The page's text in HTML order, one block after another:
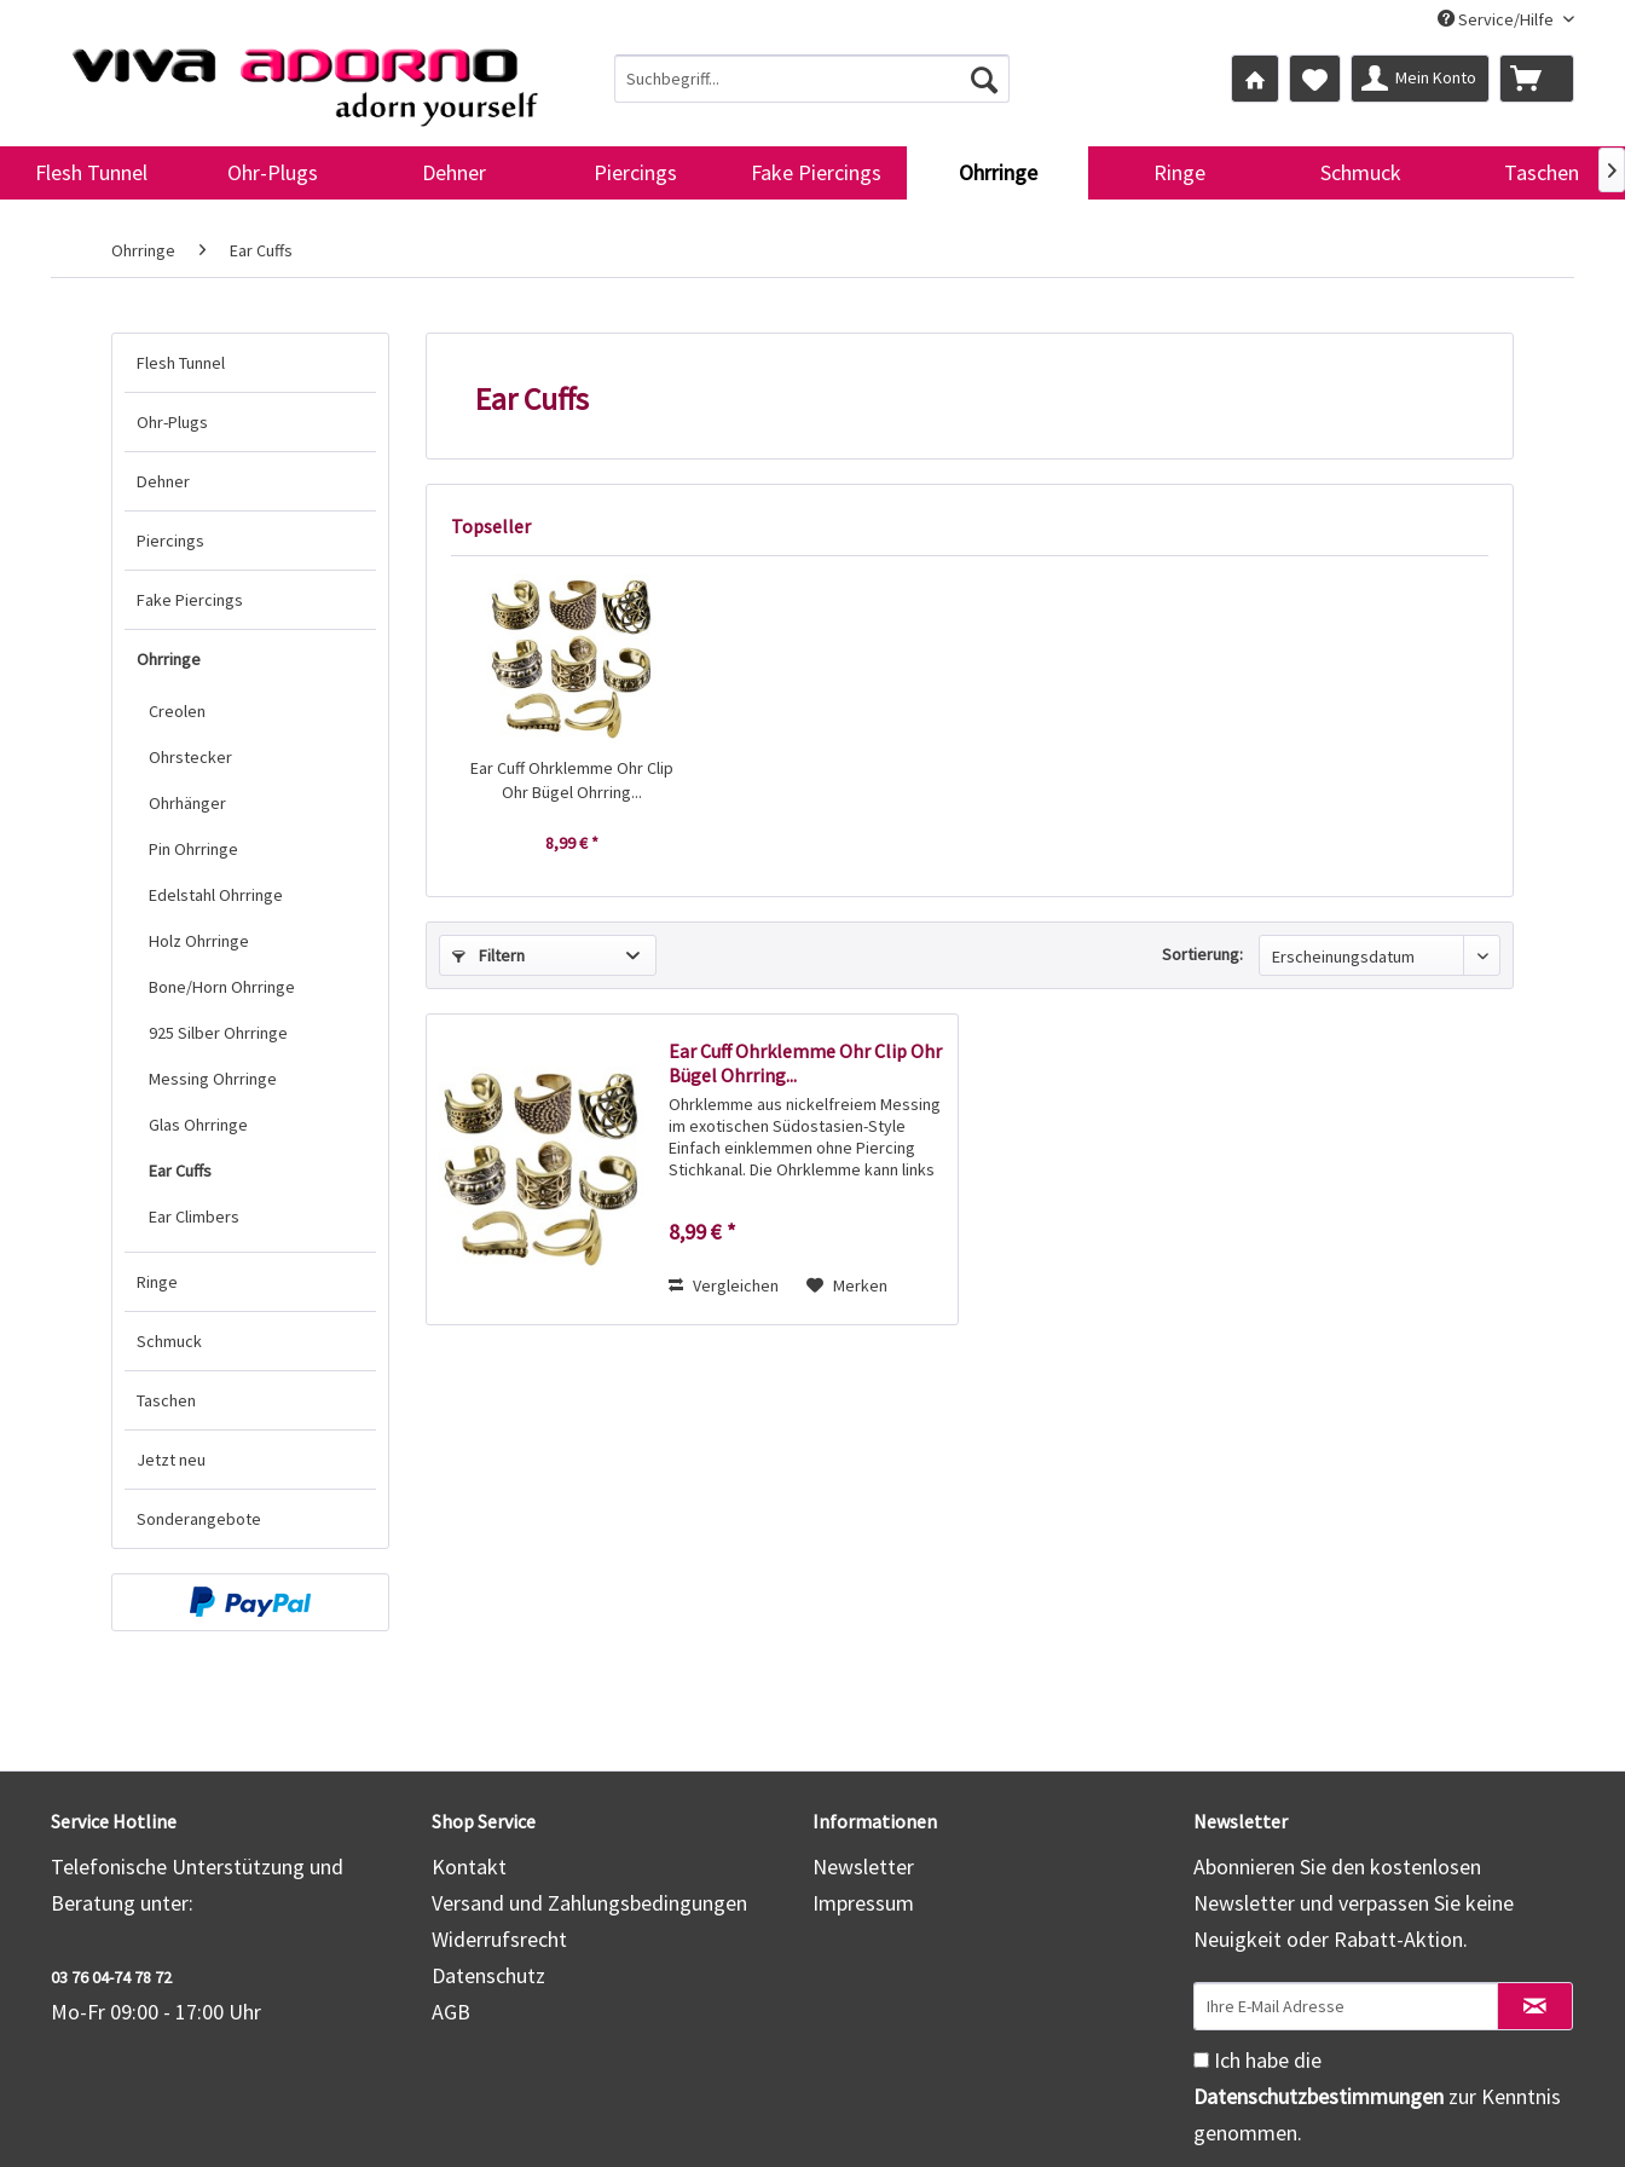
Service/Hilfe
Mein Konto
Flesh Tunnel Ohr-Plugs Dehner Piercings Fake Piercings Ohrringe Ringe Schmuck Taschen 
Ohrringe Ear Cuffs
Flesh Tunnel
Ohr-Plugs
Dehner
Piercings
Fake Piercings
Ohrringe
Creolen
Ohrstecker
Ohrhänger
Pin Ohrringe
Edelstahl Ohrringe
Holz Ohrringe
Bone/Horn Ohrringe
925 Silber Ohrringe
Messing Ohrringe
Glas Ohrringe
Ear Cuffs
Ear Climbers
Ringe
Schmuck
Taschen
Jetzt neu
Sonderangebote
Ear Cuffs
Topseller
Ear Cuff Ohrklemme Ohr Clip
Ohr Bügel Ohrring...
8,99 € *
Filtern Sortierung:
Ear Cuff Ohrklemme Ohr Clip Ohr
Bügel Ohrring...
Ohrklemme aus nickelfreiem Messing
im exotischen Südostasien-Style
Einfach einklemmen ohne Piercing
Stichkanal. Die Ohrklemme kann links
14mm Design 5, 7, 8: 11mm Design 6:...
8,99 € *
Vergleichen Merken
Service Hotline
Telefonische Unterstützung und
Beratung unter:
03 76 04-74 78 72
Mo-Fr 09:00 - 17:00 Uhr
Shop Service
Kontakt
Versand und Zahlungsbedingungen
Widerrufsrecht
Datenschutz
AGB
Informationen
Newsletter
Impressum
Newsletter
Abonnieren Sie den kostenlosen
Newsletter und verpassen Sie keine
Neuigkeit oder Rabatt-Aktion.
Ich habe die
Datenschutzbestimmungen zur Kenntnis
genommen.